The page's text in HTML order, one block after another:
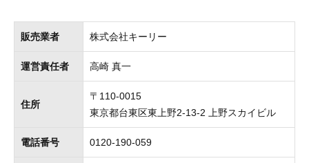
販売業者 株式会社キーリー
運営責任者 高崎 真一
住所
〒110-0015
東京都台東区東上野2-13-2 上野スカイビル
電話番号 0120-190-059